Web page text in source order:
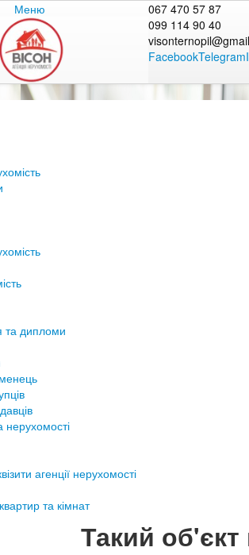
Меню
067 470 57 87
099 114 90 40
FacebookTelegram
та дипломи
нерухомості
агенції нерухомості
та кімнат
Такий об'єкт